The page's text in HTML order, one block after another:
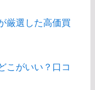
厳選した高価買
こがいい？口コ